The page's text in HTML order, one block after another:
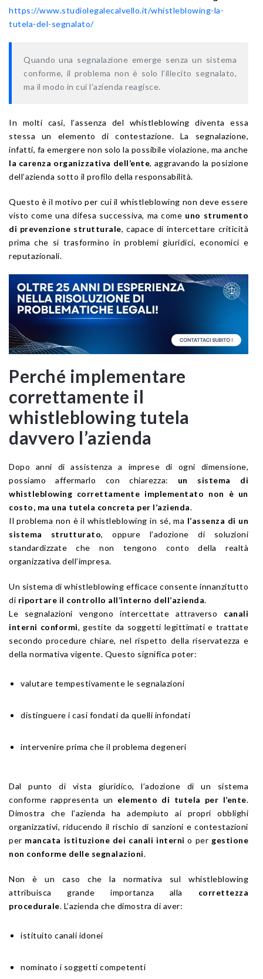
https://www.studiolegalecalvello.it/whistleblowing-la-
tutela-del-segnalato/
Quando una segnalazione emerge senza un sistema
conforme, il problema non è solo l’illecito segnalato,
ma il modo in cui l’azienda reagisce.
In molti casi, l’assenza del whistleblowing diventa essa
stessa un elemento di contestazione. La segnalazione,
infatti, fa emergere non solo la possibile violazione, ma anche
la carenza organizzativa dell’ente, aggravando la posizione
dell’azienda sotto il profilo della responsabilità.
Questo è il motivo per cui il whistleblowing non deve essere
visto come una difesa successiva, ma come uno strumento
di prevenzione strutturale, capace di intercettare criticità
prima che si trasformino in problemi giuridici, economici e
reputazionali.
Perché implementare
correttamente il
whistleblowing tutela
davvero l’azienda
Dopo anni di assistenza a imprese di ogni dimensione,
possiamo affermarlo con chiarezza: un sistema di
whistleblowing correttamente implementato non è un
costo, ma una tutela concreta per l’azienda.
Il problema non è il whistleblowing in sé, ma l’assenza di un
sistema strutturato, oppure l’adozione di soluzioni
standardizzate che non tengono conto della realtà
organizzativa dell’impresa.
Un sistema di whistleblowing efficace consente innanzitutto
di riportare il controllo all’interno dell’azienda.
Le segnalazioni vengono intercettate attraverso canali
interni conformi, gestite da soggetti legittimati e trattate
secondo procedure chiare, nel rispetto della riservatezza e
della normativa vigente. Questo significa poter:
valutare tempestivamente le segnalazioni
distinguere i casi fondati da quelli infondati
intervenire prima che il problema degeneri
Dal punto di vista giuridico, l’adozione di un sistema
conforme rappresenta un elemento di tutela per l’ente.
Dimostra che l’azienda ha adempiuto ai propri obblighi
organizzativi, riducendo il rischio di sanzioni e contestazioni
per mancata istituzione dei canali interni o per gestione
non conforme delle segnalazioni.
Non è un caso che la normativa sul whistleblowing
attribuisca grande importanza alla correttezza
procedurale. L’azienda che dimostra di aver:
istituito canali idonei
nominato i soggetti competenti